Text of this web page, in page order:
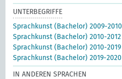
UNTERBEGRIFFE
Sprachkunst (Bachelor) 2009-2010
Sprachkunst (Bachelor) 2010-2012
Sprachkunst (Bachelor) 2010-2019
Sprachkunst (Bachelor) 2019-2020
IN ANDEREN SPRACHEN